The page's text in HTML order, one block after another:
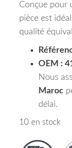
Conçue pour
pièce est
qualité
OEM :
Nous
Maroc
délai.
10 en stock